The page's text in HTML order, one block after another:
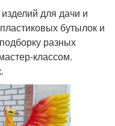
для дачи и
бутылок и
разных
классом.